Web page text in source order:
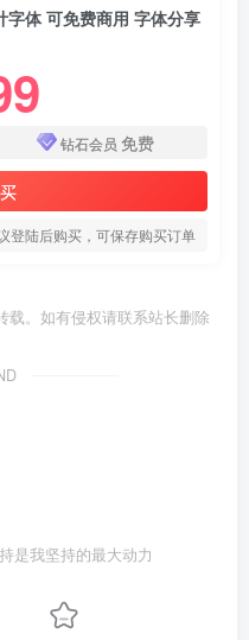
字体 可免费商用 字体分享
钻石会员 免费
登陆后购买，可保存购买订单
载。如有侵权请联系站长删除
是我坚持的最大动力